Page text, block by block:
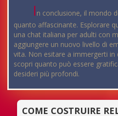
In conclusione, il mondo
quanto affascinante. Esplorare
una chat italiana per adulti con
aggiungere un nuovo livello di
vita. Non esitare a immergerti in
scopri quanto può essere
desideri più profondi.
COME COSTRUIRE